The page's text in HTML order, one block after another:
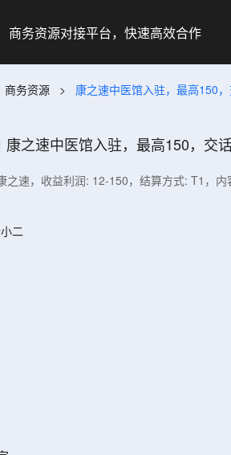
商务资源对接平台，快速高效合作
商务资源 > 康之速中医馆入驻，最高150
康之速中医馆入驻，最高150，交
之速，收益利润: 12-150，结算方式: T1，
二